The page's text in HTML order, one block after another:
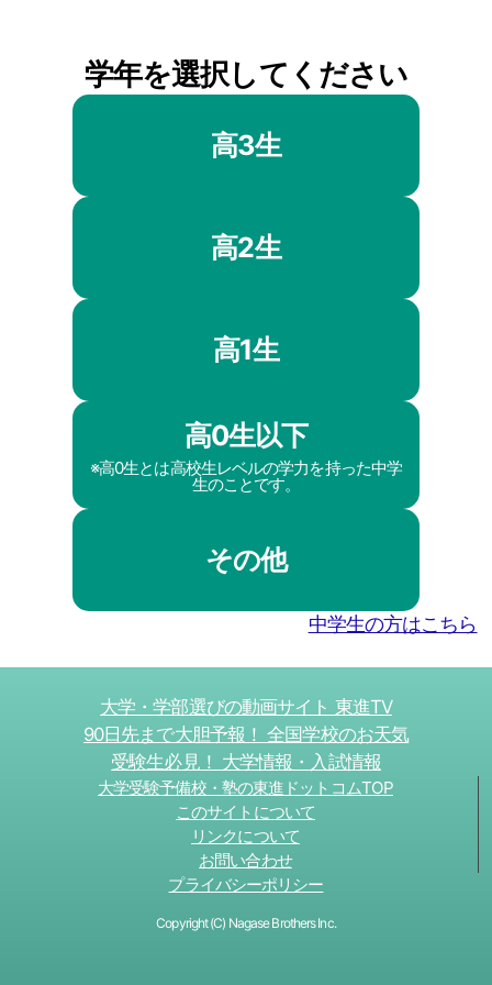
学年を選択してください
高3生
高2生
高1生
高0生以下
※高0生とは高校生レベルの学力を持った中学
生のことです。
その他
中学生の方はこちら
大学・学部選びの動画サイト 東進TV
90日先まで大胆予報！ 全国学校のお天気
受験生必見！ 大学情報・入試情報
大学受験予備校・塾の東進ドットコムTOP
このサイトについて
リンクについて
お問い合わせ
プライバシーポリシー
Copyright (C) Nagase Brothers Inc.